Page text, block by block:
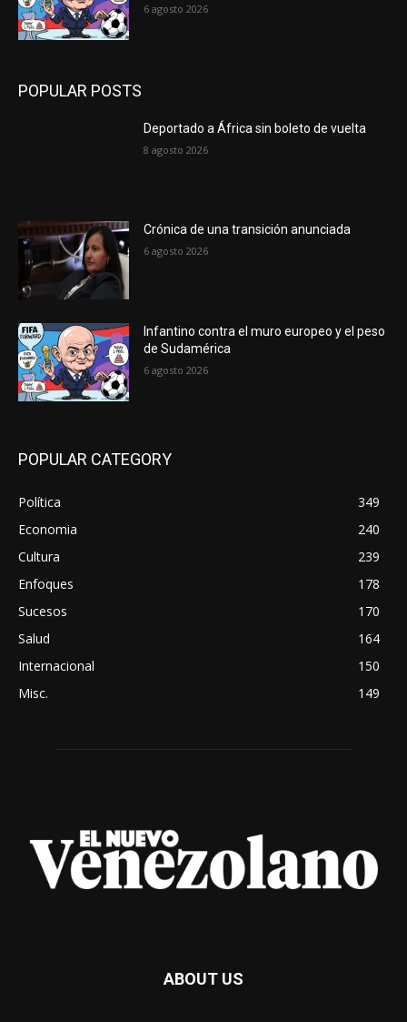
6 agosto 2026
POPULAR POSTS
Deportado a África sin boleto de vuelta
8 agosto 2026
Crónica de una transición anunciada
6 agosto 2026
Infantino contra el muro europeo y el peso
de Sudamérica
6 agosto 2026
POPULAR CATEGORY
Política
349
Economia
240
Cultura
239
Enfoques
178
Sucesos
170
Salud
164
Internacional
150
Misc.
149
ABOUT US